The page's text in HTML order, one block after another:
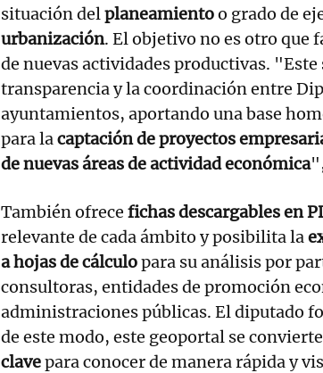
situación delplaneamientoo grado de
urbanización. El objetivo no es otro
de nuevas actividades productivas.
transparencia y la coordinación entre
ayuntamientos, aportando una base
para lacaptación de proyectos
de nuevas áreas de actividad económica
También ofrece fichas descargables en
relevante de cada ámbito y posibilita la
a hojas de cálculopara su análisis por
consultoras, entidades de promoción
administraciones públicas. El diputado
de este modo, este geoportal se
clavepara conocer de manera rápida y